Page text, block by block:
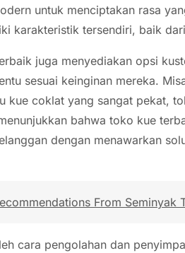
untuk menciptakan rasa
karakteristik tersendiri, baik
juga menyediakan opsi
sesuai keinginan mereka.
kue coklat yang sangat pekat,
bahwa toko kue
dengan menawarkan
From Seminyak
cara pengolahan dan